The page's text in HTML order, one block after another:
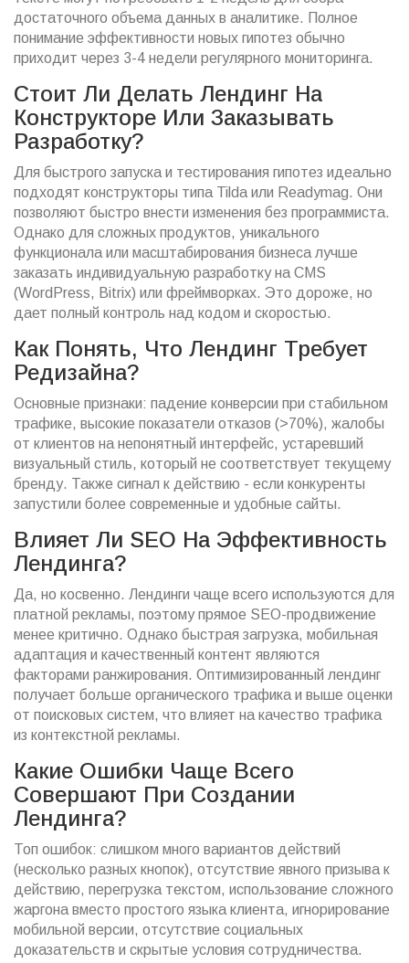
достаточного объема данных в аналитике. Полное
понимание эффективности новых гипотез обычно
приходит через 3-4 недели регулярного мониторинга.
Стоит Ли Делать Лендинг На
Конструкторе Или Заказывать
Разработку?
Для быстрого запуска и тестирования гипотез идеально
подходят конструкторы типа Tilda или Readymag. Они
позволяют быстро внести изменения без программиста.
Однако для сложных продуктов, уникального
функционала или масштабирования бизнеса лучше
заказать индивидуальную разработку на CMS
(WordPress, Bitrix) или фреймворках. Это дороже, но
дает полный контроль над кодом и скоростью.
Как Понять, Что Лендинг Требует
Редизайна?
Основные признаки: падение конверсии при стабильном
трафике, высокие показатели отказов (>70%), жалобы
от клиентов на непонятный интерфейс, устаревший
визуальный стиль, который не соответствует текущему
бренду. Также сигнал к действию - если конкуренты
запустили более современные и удобные сайты.
Влияет Ли SEO На Эффективность
Лендинга?
Да, но косвенно. Лендинги чаще всего используются для
платной рекламы, поэтому прямое SEO-продвижение
менее критично. Однако быстрая загрузка, мобильная
адаптация и качественный контент являются
факторами ранжирования. Оптимизированный лендинг
получает больше органического трафика и выше оценки
от поисковых систем, что влияет на качество трафика
из контекстной рекламы.
Какие Ошибки Чаще Всего
Совершают При Создании
Лендинга?
Топ ошибок: слишком много вариантов действий
(несколько разных кнопок), отсутствие явного призыва к
действию, перегрузка текстом, использование сложного
жаргона вместо простого языка клиента, игнорирование
мобильной версии, отсутствие социальных
доказательств и скрытые условия сотрудничества.